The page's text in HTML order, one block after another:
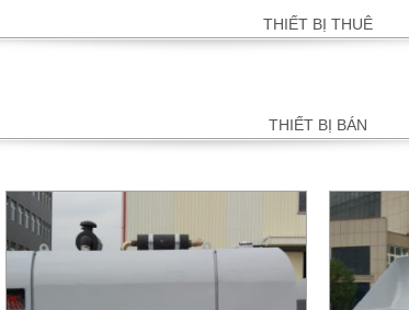
THIẾT BỊ THUÊ
THIẾT BỊ BÁN